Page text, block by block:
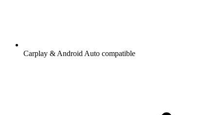
Carplay & Android Auto compatible